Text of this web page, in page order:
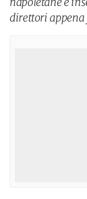
direttori